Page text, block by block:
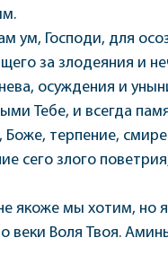
ум, Господи, для
за злодеяния и
осуждения и
Тебе, и всегда
Боже, терпение,
сего злого
якоже мы хотим, но
веки Воля Твоя.